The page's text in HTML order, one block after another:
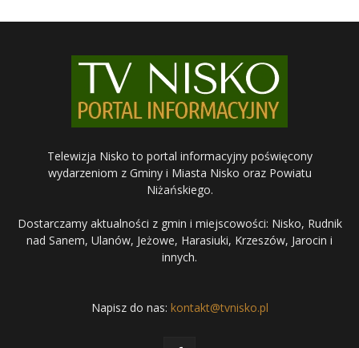
Telewizja Nisko to portal informacyjny poświęcony
wydarzeniom z Gminy i Miasta Nisko oraz Powiatu
Niżańskiego.
Dostarczamy aktualności z gmin i miejscowości: Nisko, Rudnik
nad Sanem, Ulanów, Jeżowe, Harasiuki, Krzeszów, Jarocin i
innych.
Napisz do nas: kontakt@tvnisko.pl